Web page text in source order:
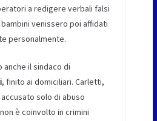
a redigere verbali falsi
venissero poi affidati
personalmente.
anche il sindaco di
, finito ai domiciliari. Carletti,
solo di abuso
è coinvolto in crimini